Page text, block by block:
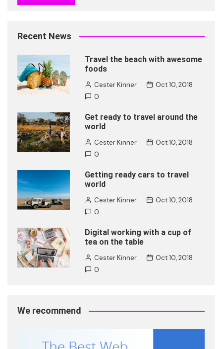
Recent News
Travel the beach with awesome
foods
Cester Kinner
Oct 10, 2018
0
Get ready to travel around the
world
Cester Kinner
Oct 10, 2018
0
Getting ready cars to travel
world
Cester Kinner
Oct 10, 2018
0
Digital working with a cup of
tea on the table
Cester Kinner
Oct 10, 2018
0
We recommend